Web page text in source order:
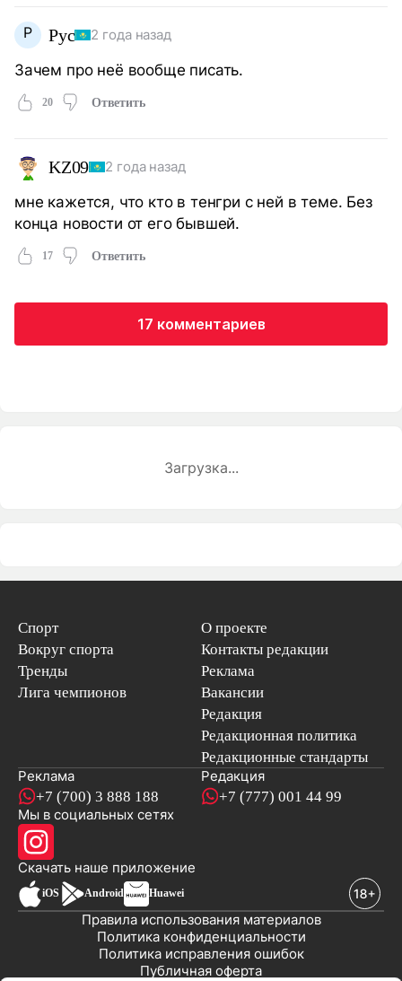
Р Рус 2 года назад
Зачем про неё вообще писать.
20 Ответить
KZ09 2 года назад
мне кажется, что кто в тенгри с ней в теме. Без
конца новости от его бывшей.
17 Ответить
17 комментариев
Загрузка...
Спорт
Вокруг спорта
Тренды
Лига чемпионов
О проекте
Контакты редакции
Реклама
Вакансии
Редакция
Редакционная политика
Редакционные стандарты
Реклама
+7 (700) 3 888 188
Редакция
+7 (777) 001 44 99
Мы в социальных сетях
Скачать наше приложениеновостей
iOS Android Huawei
Публичная оферта
Политика исправления ошибок
Политика конфиденциальности
Правила использования материалов